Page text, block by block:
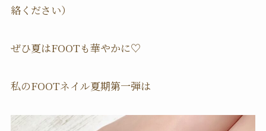
絡ください）
ぜひ夏はFOOTも華やかに♡
私のFOOTネイル夏期第一弾は